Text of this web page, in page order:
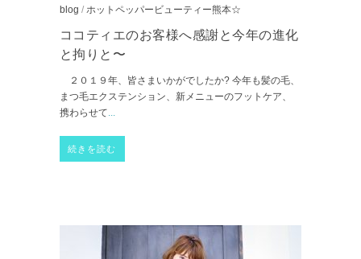
blog / ホットペッパービューティー熊本☆
ココティエのお客様へ感謝と今年の進化
と拘りと〜
２０１９年、皆さまいかがでしたか? 今年も髪の毛、
まつ毛エクステンション、新メニューのフットケア、
携わらせて...
続きを読む